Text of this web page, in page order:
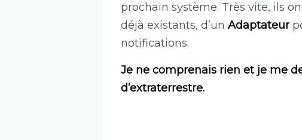
prochain système. Très vite, ils
déjà existants, d’un Adaptateur
notifications.
Je ne comprenais rien et je me
d’extraterrestre.